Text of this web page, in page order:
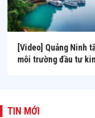
[Video] Quảng Ninh
môi trường đầu tư
TIN MỚI